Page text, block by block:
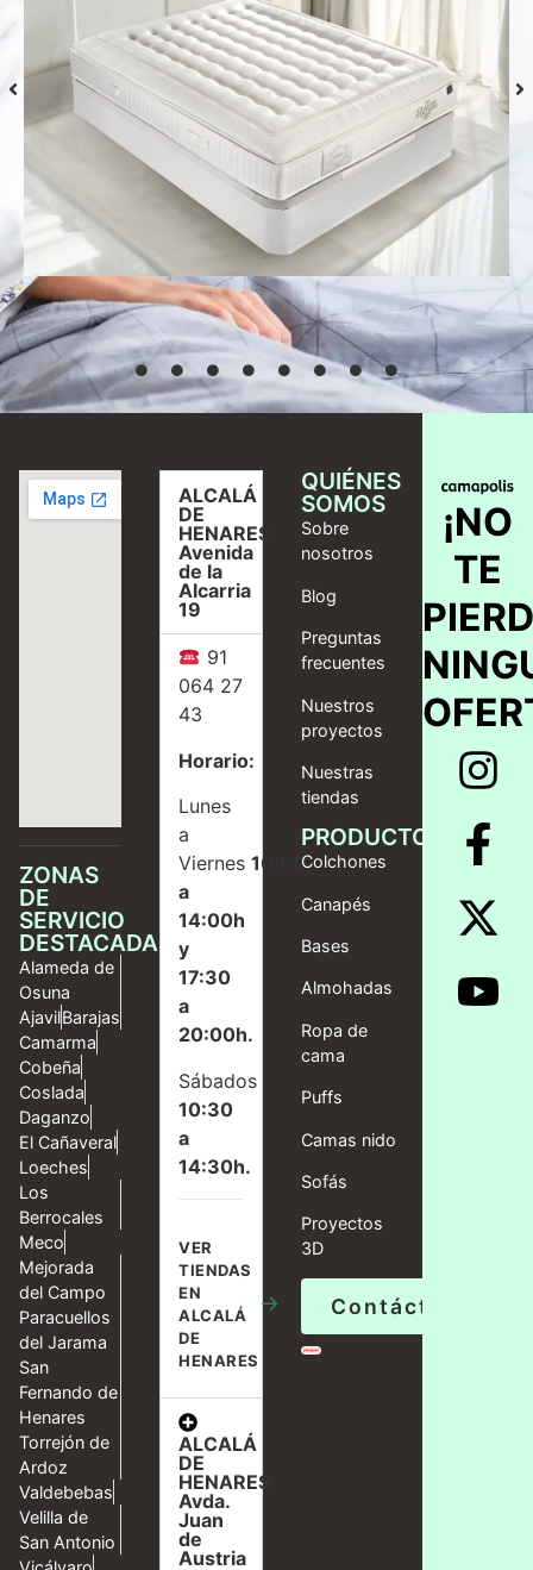
Colchón S-Grafeno Hannes
Desde 769,00 €
Seleccionar
opciones
ZONAS
DE
SERVICIO
DESTACADAS
Alameda de
Osuna
AjavilBarajas
Camarma
Cobeña
Coslada
Daganzo
El Cañaveral
Loeches
Los
Berrocales
Meco
Mejorada
del Campo
Paracuellos
del Jarama
San
Fernando de
Henares
Torrejón de
Ardoz
Valdebebas
Velilla de
San Antonio
ALCALÁ
DE
HENARES,
Avenida
de la
Alcarria
19
91
064 27
43
Horario:
Lunes
a
Viernes10:00
a
14:00h
y
17:30
a
20:00h.
Sábados
10:30
a
14:30h.
VER
TIENDAS
EN
ALCALÁ
DE
HENARES
→
ALCALÁ
DE
HENARES,
Avda.
Juan
de
Austria
QUIÉNES
SOMOS
Sobre
nosotros
Blog
Preguntas
frecuentes
Nuestros
proyectos
Nuestras
tiendas
PRODUCTOS
Colchones
Canapés
Bases
Almohadas
Ropa de
cama
Puffs
Camas nido
Sofás
Proyectos
3D
Contáctanos
¡NO
TE